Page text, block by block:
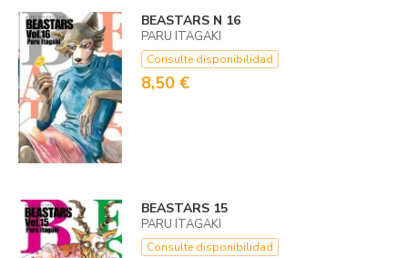
BEASTARS N 16
PARU ITAGAKI
Consulte disponibilidad
8,50 €
BEASTARS 15
PARU ITAGAKI
Consulte disponibilidad